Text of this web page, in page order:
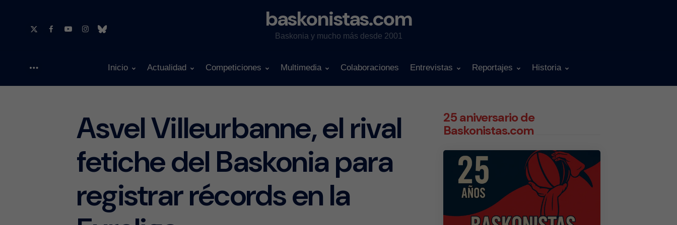
baskonistas.com
Baskonia y mucho más desde 2001
Inicio Actualidad Competiciones Multimedia Colaboraciones Entrevistas Reportajes Historia
Asvel Villeurbanne, el rival
fetiche del Baskonia para
registrar récords en la
25 aniversario de
Baskonistas.com